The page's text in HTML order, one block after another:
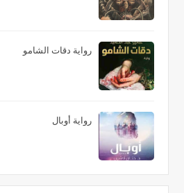
رواية دقات الشامو
رواية أوبال